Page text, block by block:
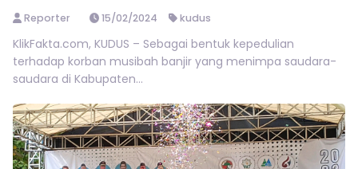
Reporter 15/02/2024 kudus
KlikFakta.com, KUDUS – Sebagai bentuk kepedulian
terhadap korban musibah banjir yang menimpa saudara-
saudara di Kabupaten...